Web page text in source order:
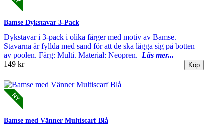
Bamse Dykstavar 3-Pack
Dykstavar i 3-pack i olika färger med motiv av Bamse.
Stavarna är fyllda med sand för att de ska lägga sig på botten
av poolen. Färg: Multi. Material: Neopren. Läs mer...
149 kr
Bamse med Vänner Multiscarf Blå